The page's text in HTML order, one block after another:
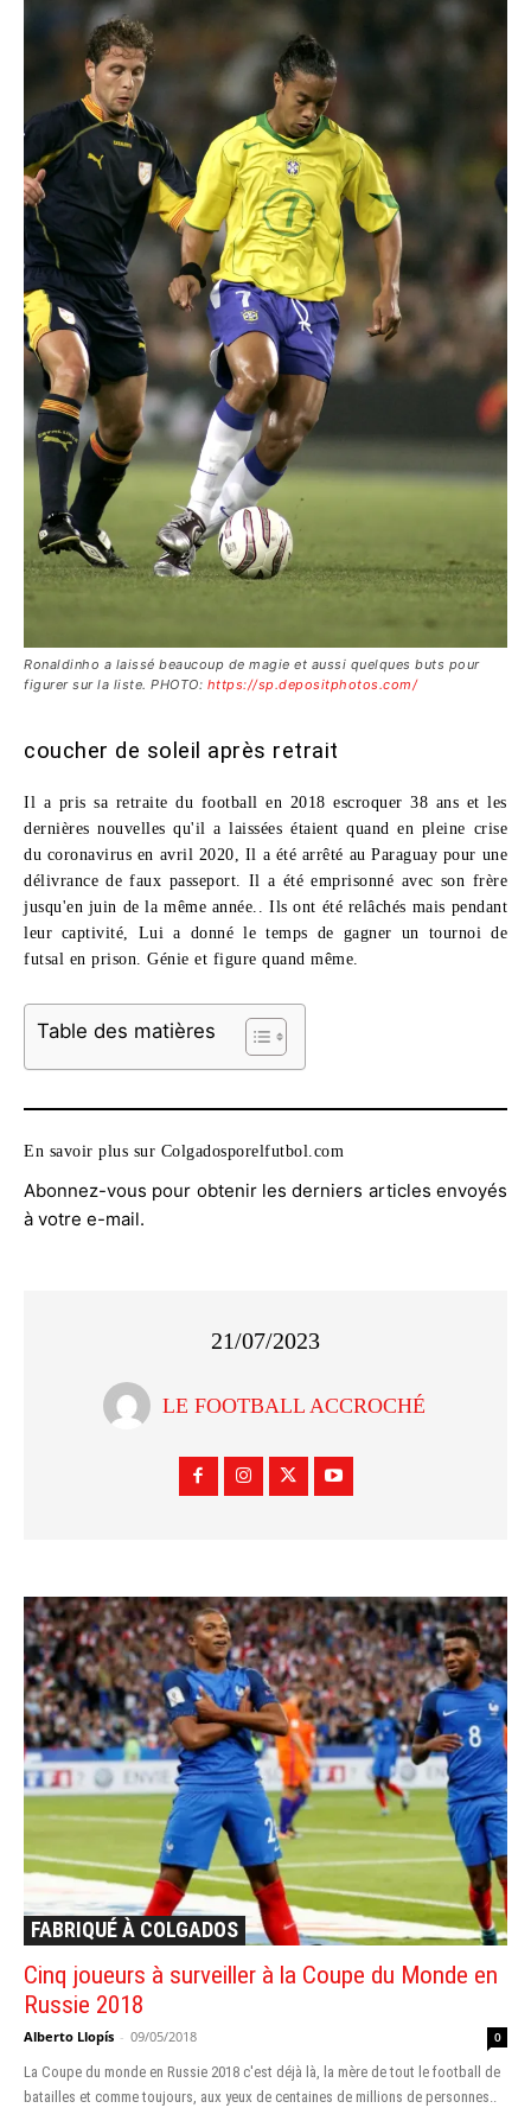
Ronaldinho a laissé beaucoup de magie et aussi quelques buts pour
figurer sur la liste. PHOTO: https://sp.depositphotos.com/
coucher de soleil après retrait
Il a pris sa retraite du football en 2018 escroquer 38 ans et les
dernières nouvelles qu'il a laissées étaient quand en pleine crise
du coronavirus en avril 2020, Il a été arrêté au Paraguay pour une
délivrance de faux passeport. Il a été emprisonné avec son frère
jusqu'en juin de la même année.. Ils ont été relâchés mais pendant
leur captivité, Lui a donné le temps de gagner un tournoi de
futsal en prison. Génie et figure quand même.
Table des matières
En savoir plus sur Colgadosporelfutbol.com
Abonnez-vous pour obtenir les derniers articles envoyés
à votre e-mail.
21/07/2023
LE FOOTBALL ACCROCHÉ
FABRIQUÉ À COLGADOS
Cinq joueurs à surveiller à la Coupe du Monde en
Russie 2018
Alberto Llopís - 09/05/2018 0
La Coupe du monde en Russie 2018 c'est déjà là, la mère de tout le football de
batailles et comme toujours, aux yeux de centaines de millions de personnes..